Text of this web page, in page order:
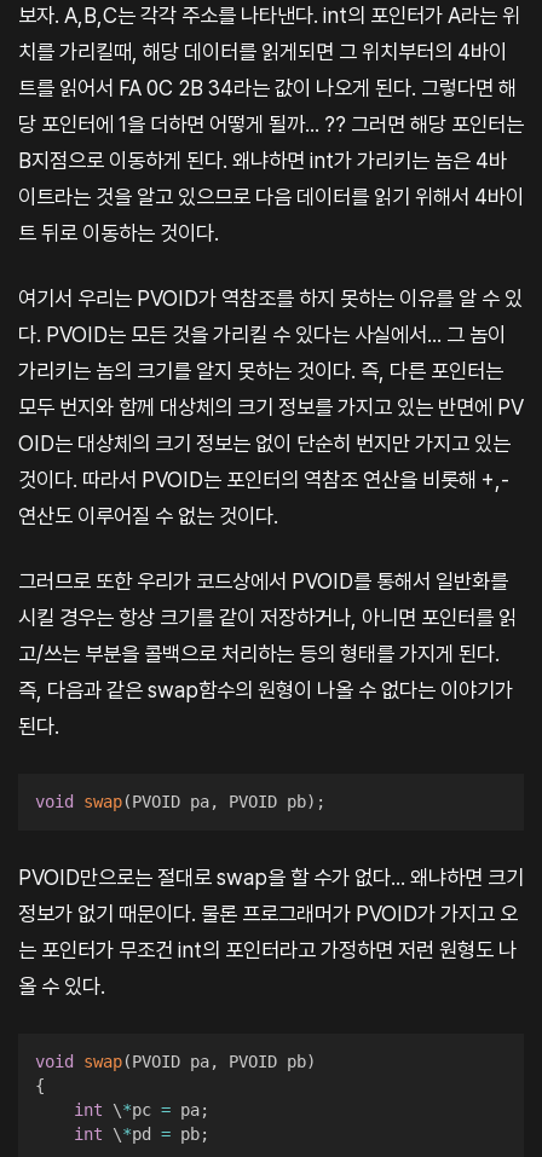
보자. A,B,C는 각각 주소를 나타낸다. int의 포인터가 A라는 위
치를 가리킬때, 해당 데이터를 읽게되면 그 위치부터의 4바이
트를 읽어서 FA 0C 2B 34라는 값이 나오게 된다. 그렇다면 해
당 포인터에 1을 더하면 어떻게 될까... ?? 그러면 해당 포인터는
B지점으로 이동하게 된다. 왜냐하면 int가 가리키는 놈은 4바
이트라는 것을 알고 있으므로 다음 데이터를 읽기 위해서 4바이
트 뒤로 이동하는 것이다.
여기서 우리는 PVOID가 역참조를 하지 못하는 이유를 알 수 있
다. PVOID는 모든 것을 가리킬 수 있다는 사실에서... 그 놈이
가리키는 놈의 크기를 알지 못하는 것이다. 즉, 다른 포인터는
모두 번지와 함께 대상체의 크기 정보를 가지고 있는 반면에 PV
OID는 대상체의 크기 정보는 없이 단순히 번지만 가지고 있는
것이다. 따라서 PVOID는 포인터의 역참조 연산을 비롯해 +,-
연산도 이루어질 수 없는 것이다.
그러므로 또한 우리가 코드상에서 PVOID를 통해서 일반화를
시킬 경우는 항상 크기를 같이 저장하거나, 아니면 포인터를 읽
고/쓰는 부분을 콜백으로 처리하는 등의 형태를 가지게 된다.
즉, 다음과 같은 swap함수의 원형이 나올 수 없다는 이야기가
된다.
void swap(PVOID pa, PVOID pb) ;
PVOID만으로는 절대로 swap을 할 수가 없다... 왜냐하면 크기
정보가 없기 때문이다. 물론 프로그래머가 PVOID가 가지고 오
는 포인터가 무조건 int의 포인터라고 가정하면 저런 원형도 나
올 수 있다.
void swap(PVOID pa, PVOID pb)
{
int \*pc = pa;
int \*pd = pb;